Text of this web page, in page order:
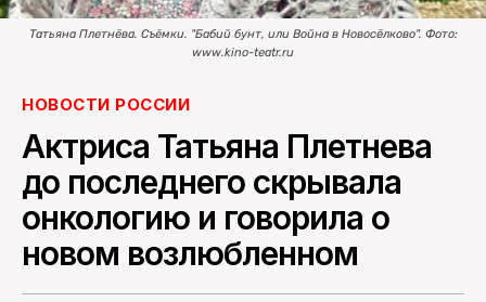
Татьяна Плетнёва. Съёмки. "Бабий бунт, или Война в Новосёлково". Фото:
www.kino-teatr.ru
НОВОСТИ РОССИИ
Актриса Татьяна Плетнева
до последнего скрывала
онкологию и говорила о
новом возлюбленном